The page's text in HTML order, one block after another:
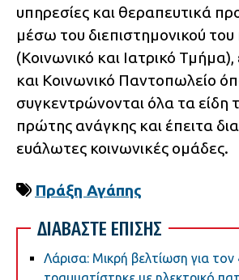
υπηρεσίες και θεραπευτικά
μέσω του διεπιστημονικού
(Κοινωνικό και Ιατρικό
και Κοινωνικό Παντοπωλείο
συγκεντρώνονται όλα τα είδη
πρώτης ανάγκης και έπειτα
ευάλωτες κοινωνικές ομάδες.
Πράξη Αγάπης
ΔΙΑΒΑΣΤΕ ΕΠΙΣΗΣ
Λάρισα: Μικρή βελτίωση για